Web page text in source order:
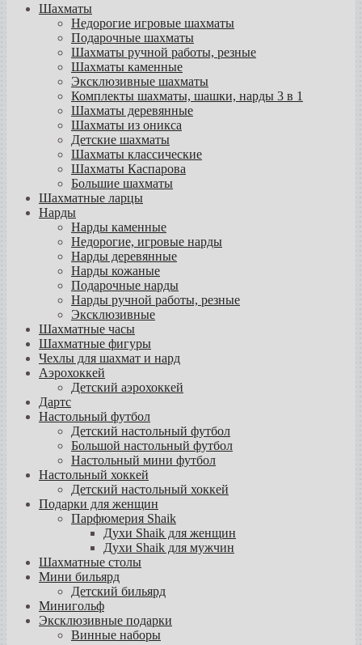
Шахматы
Недорогие игровые шахматы
Подарочные шахматы
Шахматы ручной работы, резные
Шахматы каменные
Эксклюзивные шахматы
Комплекты шахматы, шашки, нарды 3 в 1
Шахматы деревянные
Шахматы из оникса
Детские шахматы
Шахматы классические
Шахматы Каспарова
Большие шахматы
Шахматные ларцы
Нарды
Нарды каменные
Недорогие, игровые нарды
Нарды деревянные
Нарды кожаные
Подарочные нарды
Нарды ручной работы, резные
Эксклюзивные
Шахматные часы
Шахматные фигуры
Чехлы для шахмат и нард
Аэрохоккей
Детский аэрохоккей
Дартс
Настольный футбол
Детский настольный футбол
Большой настольный футбол
Настольный мини футбол
Настольный хоккей
Детский настольный хоккей
Подарки для женщин
Парфюмерия Shaik
Духи Shaik для женщин
Духи Shaik для мужчин
Шахматные столы
Мини бильярд
Детский бильярд
Минигольф
Эксклюзивные подарки
Винные наборы